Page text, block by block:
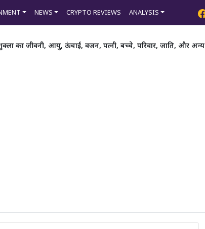
NEWS CRYPTO REVIEWS ANALYSIS
का जीवनी, आयु, ऊंचाई, वजन, पत्नी, बच्चे, परिवार, जाति, और अन्य